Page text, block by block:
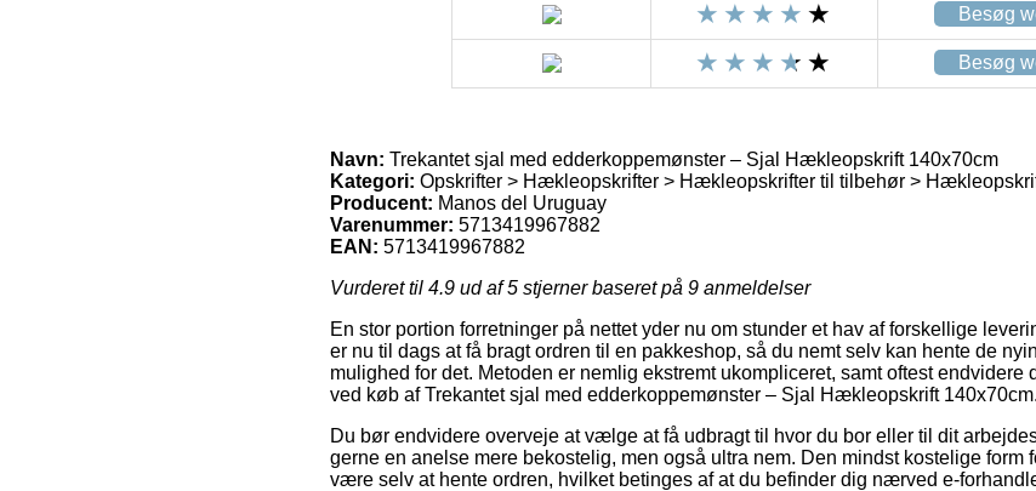
Besøg
Besøg
Navn: Trekantet sjal med edderkoppemønster – Sjal Hækleopskrift 140x70cm
Kategori: Opskrifter > Hækleopskrifter > Hækleopskrifter til tilbehør >
Producent: Manos del Uruguay
Varenummer: 5713419967882
EAN: 5713419967882
Vurderet til 4.9 ud af 5 stjerner baseret på 9 anmeldelser
En stor portion forretninger på nettet yder nu om stunder et hav af forskellige
er nu til dags at få bragt ordren til en pakkeshop, så du nemt selv kan hente de
mulighed for det. Metoden er nemlig ekstremt ukompliceret, samt oftest endvidere
ved køb af Trekantet sjal med edderkoppemønster – Sjal Hækleopskrift 140x70cm.
Du bør endvidere overveje at vælge at få udbragt til hvor du bor eller til dit
gerne en anelse mere bekostelig, men også ultra nem. Den mindst kostelige form
være selv at hente ordren, hvilket betinges af at du befinder dig nærved e-